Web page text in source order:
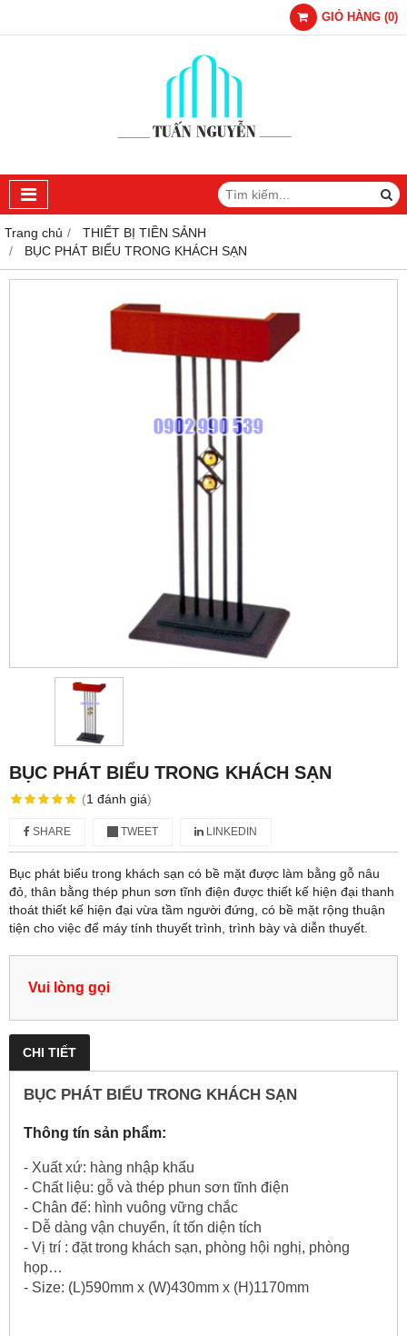
GIỎ HÀNG (0)
Trang chủ
THIẾT BỊ TIỀN SẢNH
BỤC PHÁT BIỂU TRONG KHÁCH SẠN
BỤC PHÁT BIỂU TRONG KHÁCH SẠN
(1 đánh giá)
SHARE TWEET LINKEDIN
Bục phát biểu trong khách sạn có bề mặt được làm bằng gỗ nâu
đỏ, thân bằng thép phun sơn tĩnh điện được thiết kế hiện đại thanh
thoát thiết kế hiện đại vừa tầm người đứng, có bề mặt rộng thuận
tiện cho việc để máy tính thuyết trình, trình bày và diễn thuyết.
Vui lòng gọi
CHI TIẾT
BỤC PHÁT BIỂU TRONG KHÁCH SẠN
Thông tín sản phẩm:
- Xuất xứ: hàng nhập khẩu
- Chất liệu: gỗ và thép phun sơn tĩnh điện
- Chân đế: hình vuông vững chắc
- Dễ dàng vận chuyển, ít tốn diện tích
- Vị trí : đặt trong khách sạn, phòng hội nghị, phòng
họp…
- Size: (L)590mm x (W)430mm x (H)1170mm